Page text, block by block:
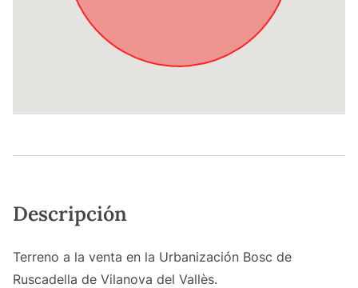
Descripción
Terreno a la venta en la Urbanización Bosc de
Ruscadella de Vilanova del Vallès.